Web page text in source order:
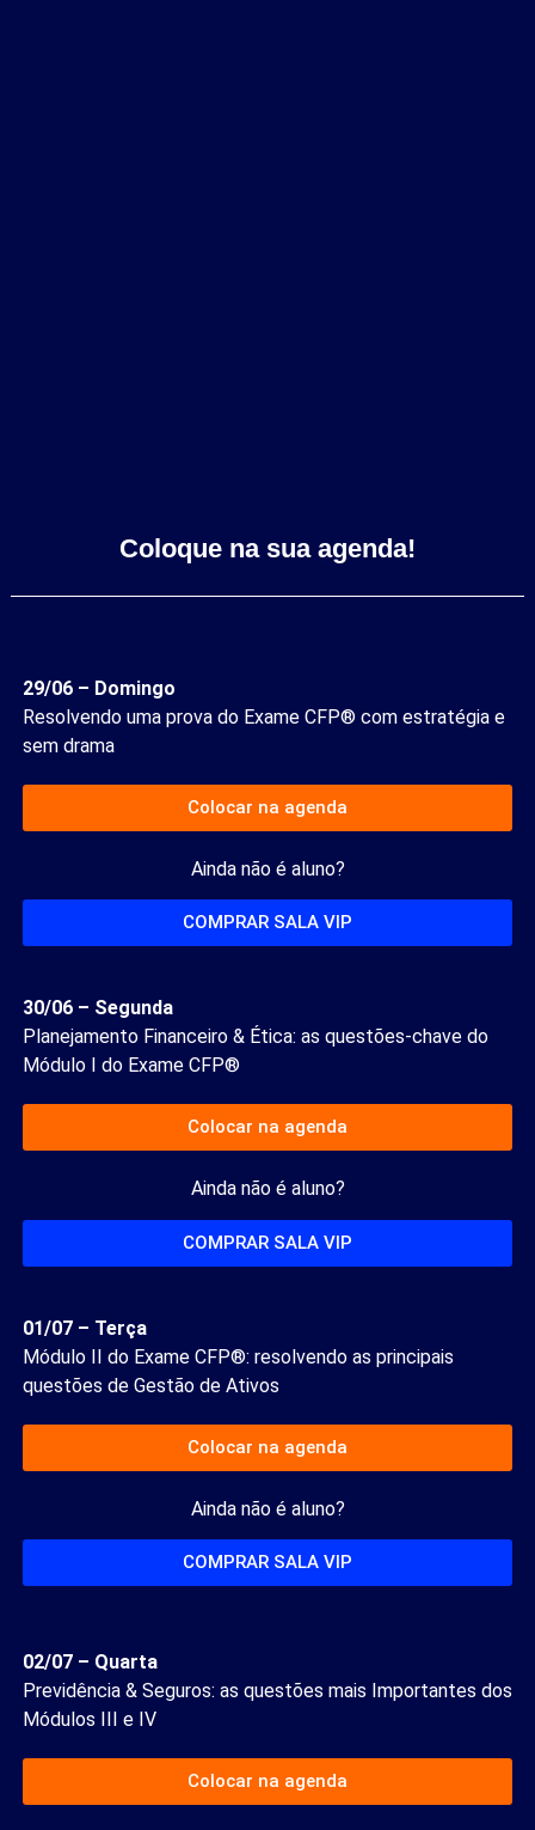
Coloque na sua agenda!
29/06 – Domingo
Resolvendo uma prova do Exame CFP® com estratégia e
sem drama
Colocar na agenda
Ainda não é aluno?
COMPRAR SALA VIP
30/06 – Segunda
Planejamento Financeiro & Ética: as questões-chave do
Módulo I do Exame CFP®
Colocar na agenda
Ainda não é aluno?
COMPRAR SALA VIP
01/07 – Terça
Módulo II do Exame CFP®: resolvendo as principais
questões de Gestão de Ativos
Colocar na agenda
Ainda não é aluno?
COMPRAR SALA VIP
02/07 – Quarta
Previdência & Seguros: as questões mais Importantes dos
Módulos III e IV
Colocar na agenda